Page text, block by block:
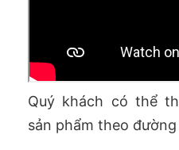
Quý khách có thể
sản phẩm theo